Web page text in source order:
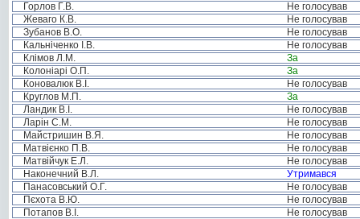
Горлов Г.В.
Не голосував
Жеваго К.В.
Не голосував
Зубанов В.О.
Не голосував
Кальніченко І.В.
Не голосував
Клімов Л.М.
За
Колоніарі О.П.
За
Коновалюк В.І.
Не голосував
Круглов М.П.
За
Ландик В.І.
Не голосував
Ларін С.М.
Не голосував
Майстришин В.Я.
Не голосував
Матвієнко П.В.
Не голосував
Матвійчук Е.Л.
Не голосував
Наконечний В.Л.
Утримався
Панасовський О.Г.
Не голосував
Пєхота В.Ю.
Не голосував
Потапов В.І.
Не голосував